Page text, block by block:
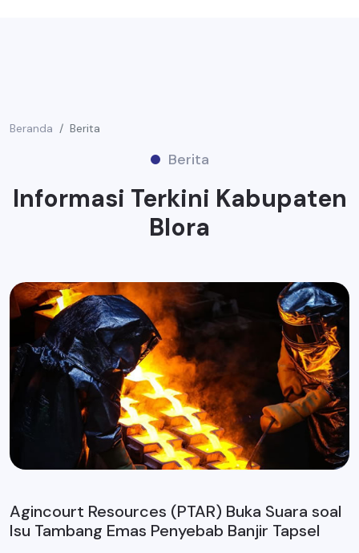
Beranda Berita
Berita
Informasi Terkini Kabupaten
Blora
Agincourt Resources (PTAR) Buka Suara soal
Isu Tambang Emas Penyebab Banjir Tapsel